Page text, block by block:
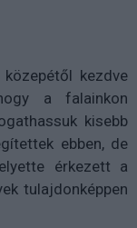
kezdve
a falainkon
kisebb
ebben, de
érkezett a
tulajdonképpen